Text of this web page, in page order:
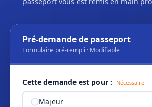
Pré-demande de passeport
Formulaire pré-rempli · Modifiable
Cette demande est pour : Nécessaire
Majeur